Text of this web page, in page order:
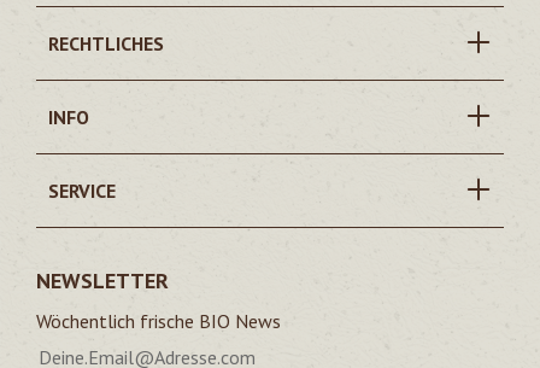
RECHTLICHES
INFO
SERVICE
NEWSLETTER
Wöchentlich frische BIO News